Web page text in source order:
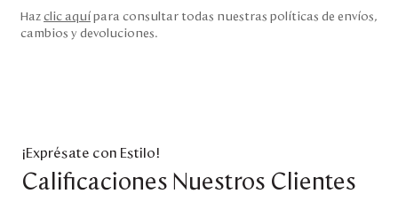
Haz clic aquí para consultar todas nuestras políticas de envíos,
cambios y devoluciones.
¡Exprésate con Estilo!
Calificaciones Nuestros Clientes